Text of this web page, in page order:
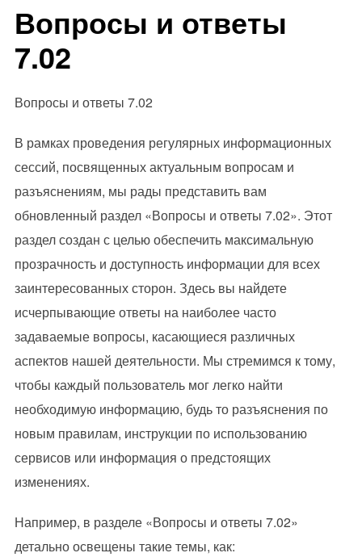
Вопросы и ответы
7.02
Вопросы и ответы 7.02
В рамках проведения регулярных информационных
сессий, посвященных актуальным вопросам и
разъяснениям, мы рады представить вам
обновленный раздел «Вопросы и ответы 7.02». Этот
раздел создан с целью обеспечить максимальную
прозрачность и доступность информации для всех
заинтересованных сторон. Здесь вы найдете
исчерпывающие ответы на наиболее часто
задаваемые вопросы, касающиеся различных
аспектов нашей деятельности. Мы стремимся к тому,
чтобы каждый пользователь мог легко найти
необходимую информацию, будь то разъяснения по
новым правилам, инструкции по использованию
сервисов или информация о предстоящих
изменениях.
Например, в разделе «Вопросы и ответы 7.02»
детально освещены такие темы, как: